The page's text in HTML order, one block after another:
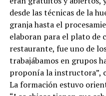
eran gratuitos y abiertos,
desde las técnicas de la
granja hasta el
elaboran para el plato de
restaurante, fue uno de
trabajábamos en grupos
proponía la instructora”,
La formación estuvo